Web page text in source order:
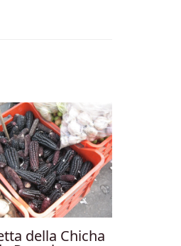
della Chicha